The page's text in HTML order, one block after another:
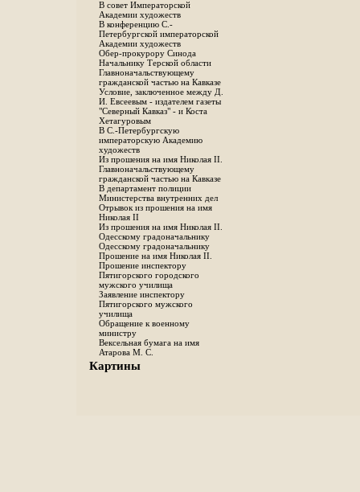
В совет Императорской
Академии художеств
В конференцию С.-
Петербургской императорской
Академии художеств
Обер-прокурору Синода
Начальнику Терской области
Главноначальствующему
гражданской частью на Кавказе
Условие, заключенное между Д.
И. Евсеевым - издателем газеты
"Северный Кавказ" - и Коста
Хетагуровым
В С.-Петербургскую
императорскую Академию
художеств
Из прошения на имя Николая II.
Главноначальствующему
гражданской частью на Кавказе
В департамент полиции
Министерства внутренних дел
Отрывок из прошения на имя
Николая II
Из прошения на имя Николая II.
Одесскому градоначальнику
Одесскому градоначальнику
Прошение на имя Николая II.
Прошение инспектору
Пятигорского городского
мужского училища
Заявление инспектору
Пятигорского мужского
училища
Обращение к военному
министру
Вексельная бумага на имя
Атарова М. С.
Картины